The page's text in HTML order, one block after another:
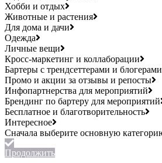
Хобби и отдых
Животные и растения
Для дома и дачи
Одежда
Личные вещи
Кросс-маркетинг и коллаборации
Бартеры с трендсеттерами и блогерами
Промо и акции за отзывы и репосты
Инфопартнерства для мероприятий
Брендинг по бартеру для мероприятий
Бесплатное и благотворительность
Интересное
Продолжить